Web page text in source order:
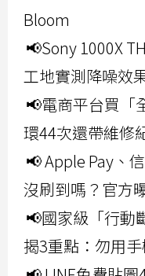
Bloom
📢Sony 1000X
工地實測降噪效
📢電商平台買「
環44次還帶維修
📢 Apple Pay、
沒刷到嗎？官方
📢國家級「行動
揭3重點：勿用